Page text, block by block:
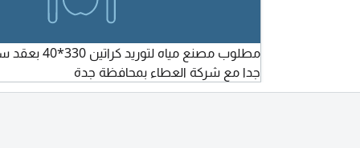
مطلوب مصنع مياه
جدا مع شركة العطاء بمحافظة جدة